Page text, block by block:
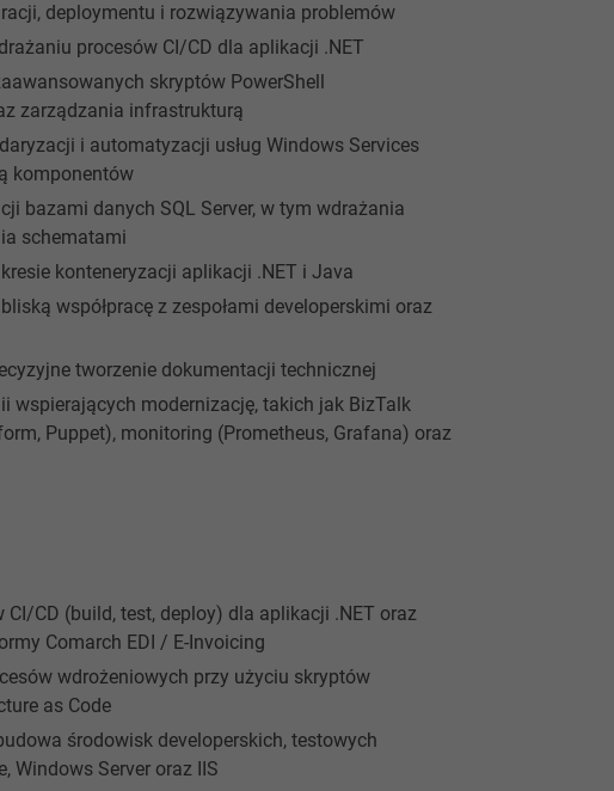
deploymentu i rozwiązywania problemów
procesów CI/CD dla aplikacji .NET
skryptów PowerShell
zarządzania infrastrukturą
i automatyzacji usług Windows Services
komponentów
bazami danych SQL Server, w tym wdrażania
schematami
konteneryzacji aplikacji .NET i Java
współpracę z zespołami developerskimi oraz
tworzenie dokumentacji technicznej
wspierających modernizację, takich jak BizTalk
Puppet), monitoring (Prometheus, Grafana) oraz
CD (build, test, deploy) dla aplikacji .NET oraz
Comarch EDI / E-Invoicing
wdrożeniowych przy użyciu skryptów
as Code
środowisk developerskich, testowych
Windows Server oraz IIS